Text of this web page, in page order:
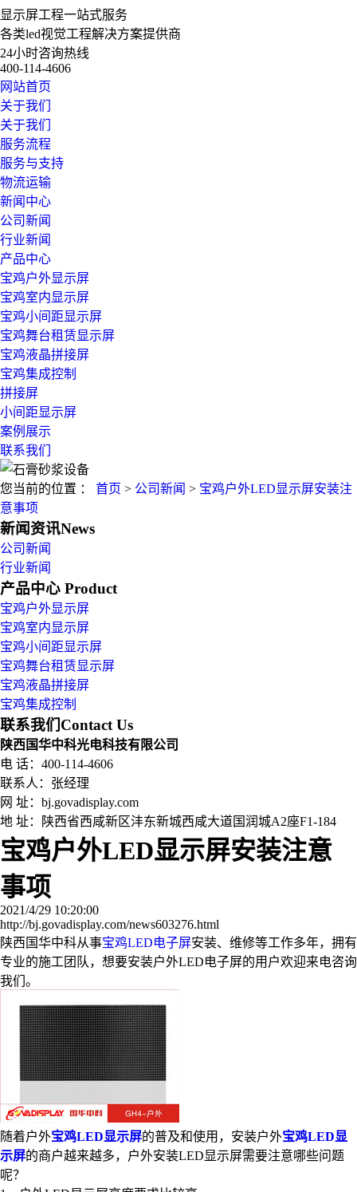
显示屏工程一站式服务
各类led视觉工程解决方案提供商
24小时咨询热线
400-114-4606
网站首页
关于我们
关于我们
服务流程
服务与支持
物流运输
新闻中心
公司新闻
行业新闻
产品中心
宝鸡户外显示屏
宝鸡室内显示屏
宝鸡小间距显示屏
宝鸡舞台租赁显示屏
宝鸡液晶拼接屏
宝鸡集成控制
拼接屏
小间距显示屏
案例展示
联系我们
您当前的位置 ： 首页 > 公司新闻 > 宝鸡户外LED显示屏安装注
意事项
新闻资讯News
公司新闻
行业新闻
产品中心 Product
宝鸡户外显示屏
宝鸡室内显示屏
宝鸡小间距显示屏
宝鸡舞台租赁显示屏
宝鸡液晶拼接屏
宝鸡集成控制
联系我们Contact Us
陕西国华中科光电科技有限公司
电 话：400-114-4606
联系人：张经理
网 址：bj.govadisplay.com
地 址：
陕西省西咸新区沣东新城西咸大道国润城A2座F1-184
宝鸡户外LED显示屏安装注意
事项
2021/4/29 10:20:00
http://bj.govadisplay.com/news603276.html
陕西国华中科从事宝鸡LED电子屏安装、维修等工作多年，拥有
专业的施工团队，想要安装户外LED电子屏的用户欢迎来电咨询
我们。
随着户外宝鸡LED显示屏的普及和使用，安装户外宝鸡LED显
示屏的商户越来越多，户外安装LED显示屏需要注意哪些问题
呢？